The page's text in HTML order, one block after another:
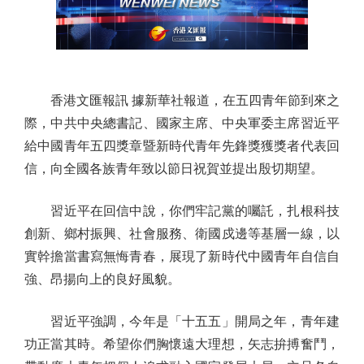
香港文匯報訊 據新華社報道，在五四青年節到來之
際，中共中央總書記、國家主席、中央軍委主席習近平
給中國青年五四獎章暨新時代青年先鋒獎獲獎者代表回
信，向全國各族青年致以節日祝賀並提出殷切期望。
習近平在回信中說，你們牢記黨的囑託，扎根科技
創新、鄉村振興、社會服務、衛國戍邊等基層一線，以
實幹擔當書寫無悔青春，展現了新時代中國青年自信自
強、昂揚向上的良好風貌。
習近平強調，今年是「十五五」開局之年，青年建
功正當其時。希望你們胸懷遠大理想，矢志拚搏奮鬥，